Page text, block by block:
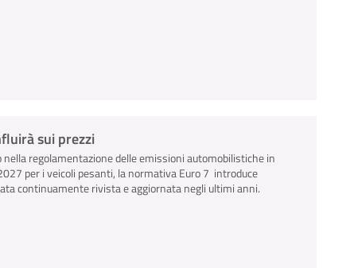
sui prezzi
regolamentazione delle emissioni automobilistiche in
per i veicoli pesanti, la normativa Euro 7 introduce
continuamente rivista e aggiornata negli ultimi anni.